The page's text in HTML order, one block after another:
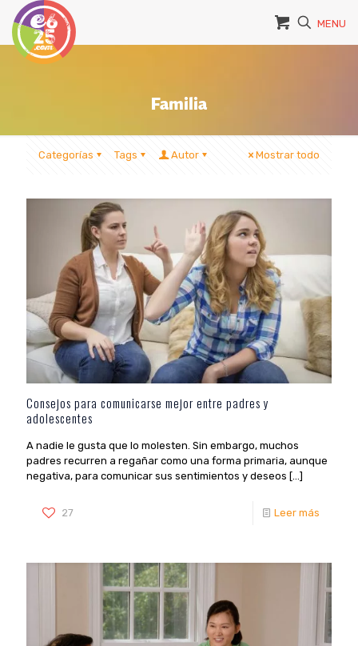
MENU
Familia
Categorías Tags Autor Mostrar todo
Consejos para comunicarse mejor entre padres y
adolescentes
A nadie le gusta que lo molesten. Sin embargo, muchos
padres recurren a regañar como una forma primaria, aunque
negativa, para comunicar sus sentimientos y deseos […]
27 Leer más